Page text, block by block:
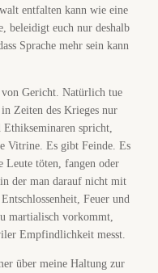
entfalten kann wie eine
beleidigt euch nur deshalb
Sprache mehr sein kann
Gericht. Natürlich tue
Zeiten des Krieges nur
Ethikseminaren spricht,
Vitrine. Es gibt Feinde. Es
Leute töten, fangen oder
der man darauf nicht mit
Feuer und
martialisch vorkommt,
Empfindlichkeit messt.
über meine Haltung zur